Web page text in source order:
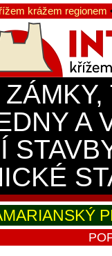
krážem regionem
A